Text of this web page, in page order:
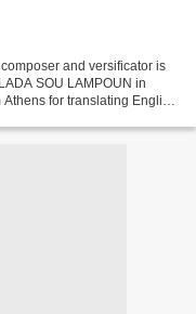
and versificator is
SOU LAMPOUN in
for translating English